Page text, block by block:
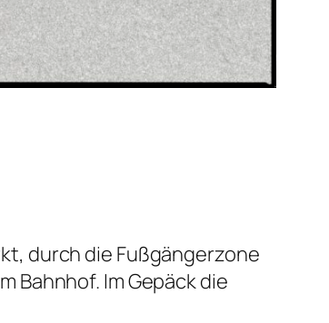
durch die Fußgängerzone
Bahnhof. Im Gepäck die